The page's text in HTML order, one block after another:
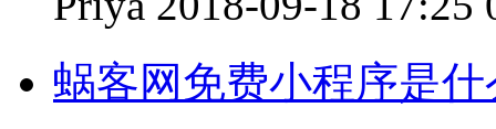
蜗客网免费小程序是